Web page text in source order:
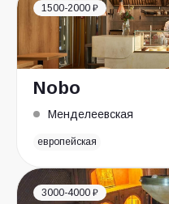
1500-2000 ₽
Nobo
Менделеевская
европейская
3000-4000 ₽